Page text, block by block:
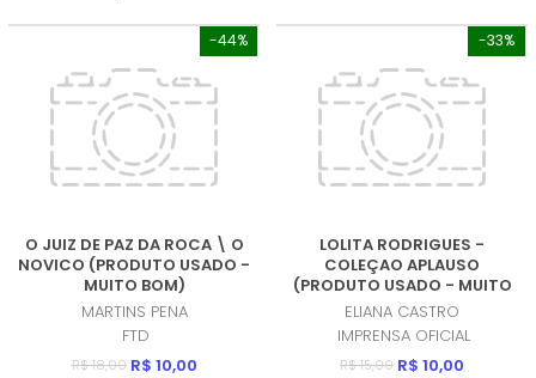
-44%
O JUIZ DE PAZ DA ROCA \ O
NOVICO (PRODUTO USADO -
MUITO BOM)
MARTINS PENA
FTD
R$ 18,00 R$ 10,00
-33%
LOLITA RODRIGUES -
COLEÇAO APLAUSO
(PRODUTO USADO - MUITO
BOM)
ELIANA CASTRO
IMPRENSA OFICIAL
R$ 15,00 R$ 10,00